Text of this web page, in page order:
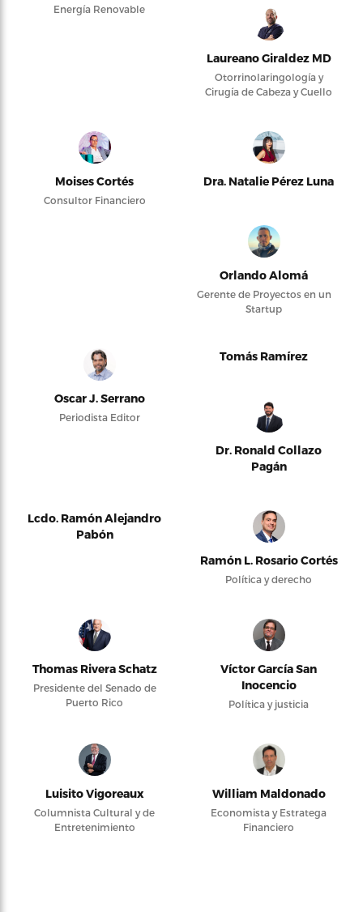
Energía Renovable
Laureano Giraldez MD
Otorrinolaringología y
Cirugía de Cabeza y Cuello
Moises Cortés
Consultor Financiero
Dra. Natalie Pérez Luna
Orlando Alomá
Gerente de Proyectos en un
Startup
Oscar J. Serrano
Periodista Editor
Tomás Ramírez
Dr. Ronald Collazo
Pagán
Lcdo. Ramón Alejandro
Pabón
Ramón L. Rosario Cortés
Política y derecho
Thomas Rivera Schatz
Presidente del Senado de
Puerto Rico
Víctor García San
Inocencio
Política y justicia
Luisito Vigoreaux
Columnista Cultural y de
Entretenimiento
William Maldonado
Economista y Estratega
Financiero